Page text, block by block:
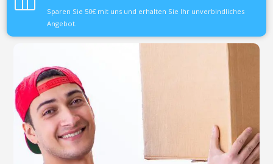
Sparen Sie 50€ mit uns und erhalten Sie Ihr unverbindliches
Angebot.